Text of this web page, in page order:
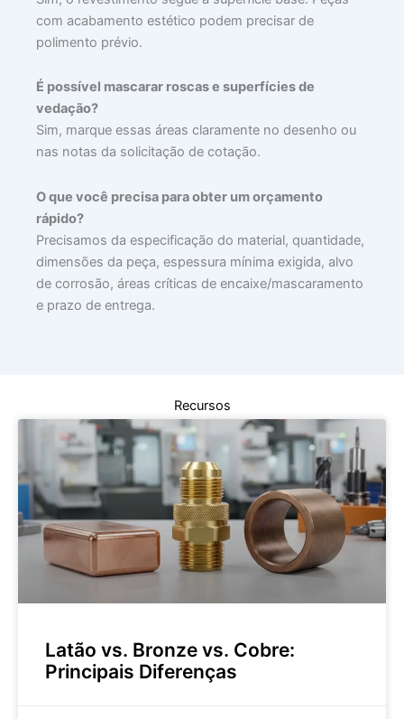
com acabamento estético podem precisar de
polimento prévio.
É possível mascarar roscas e superfícies de
vedação?
Sim, marque essas áreas claramente no desenho ou
nas notas da solicitação de cotação.
O que você precisa para obter um orçamento
rápido?
Precisamos da especificação do material, quantidade,
dimensões da peça, espessura mínima exigida, alvo
de corrosão, áreas críticas de encaixe/mascaramento
e prazo de entrega.
Recursos
Latão vs. Bronze vs. Cobre:
Principais Diferenças